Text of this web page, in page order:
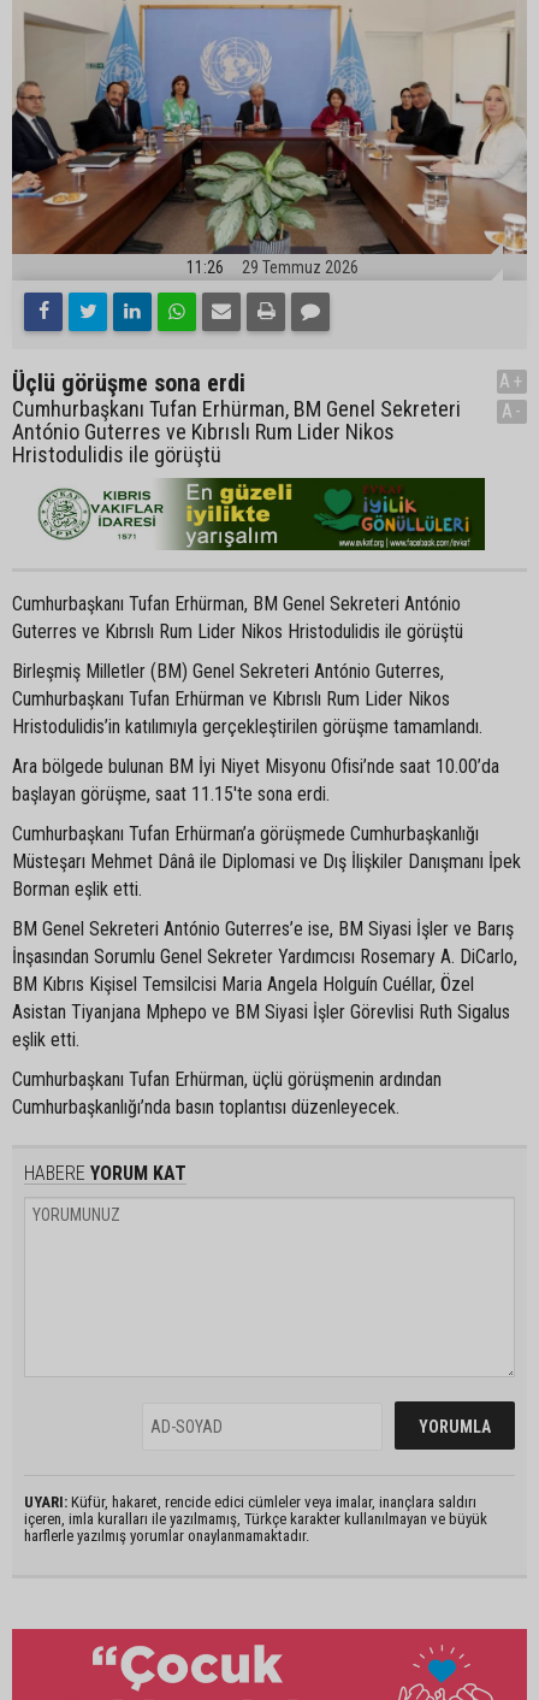
11:26 29 Temmuz 2026
Üçlü görüşme sona erdi
Cumhurbaşkanı Tufan Erhürman, BM Genel Sekreteri
António Guterres ve Kıbrıslı Rum Lider Nikos
Hristodulidis ile görüştü
A+
A-
Cumhurbaşkanı Tufan Erhürman, BM Genel Sekreteri António
Guterres ve Kıbrıslı Rum Lider Nikos Hristodulidis ile görüştü
Birleşmiş Milletler (BM) Genel Sekreteri António Guterres,
Cumhurbaşkanı Tufan Erhürman ve Kıbrıslı Rum Lider Nikos
Hristodulidis’in katılımıyla gerçekleştirilen görüşme tamamlandı.
Ara bölgede bulunan BM İyi Niyet Misyonu Ofisi’nde saat 10.00’da
başlayan görüşme, saat 11.15'te sona erdi.
Cumhurbaşkanı Tufan Erhürman’a görüşmede Cumhurbaşkanlığı
Müsteşarı Mehmet Dânâ ile Diplomasi ve Dış İlişkiler Danışmanı İpek
Borman eşlik etti.
BM Genel Sekreteri António Guterres’e ise, BM Siyasi İşler ve Barış
İnşasından Sorumlu Genel Sekreter Yardımcısı Rosemary A. DiCarlo,
BM Kıbrıs Kişisel Temsilcisi Maria Angela Holguín Cuéllar, Özel
Asistan Tiyanjana Mphepo ve BM Siyasi İşler Görevlisi Ruth Sigalus
eşlik etti.
Cumhurbaşkanı Tufan Erhürman, üçlü görüşmenin ardından
Cumhurbaşkanlığı’nda basın toplantısı düzenleyecek.
HABERE YORUM KAT
UYARI: Küfür, hakaret, rencide edici cümleler veya imalar, inançlara saldırı
içeren, imla kuralları ile yazılmamış, Türkçe karakter kullanılmayan ve büyük
harflerle yazılmış yorumlar onaylanmamaktadır.